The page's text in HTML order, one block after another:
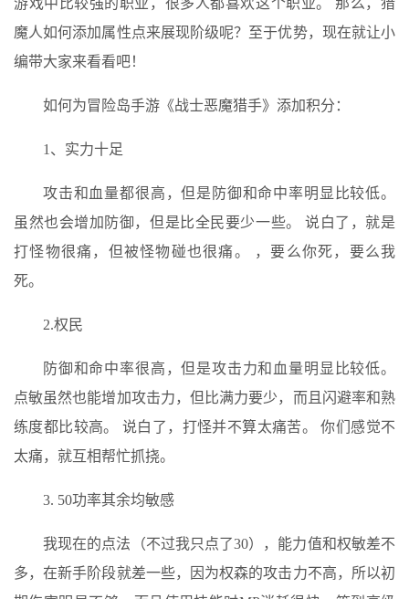
魔人如何添加属性点来展现阶级呢？至于优势，现在就让小
编带大家来看看吧！
如何为冒险岛手游《战士恶魔猎手》添加积分：
1、实力十足
攻击和血量都很高，但是防御和命中率明显比较低。
虽然也会增加防御，但是比全民要少一些。 说白了，就是
打怪物很痛，但被怪物碰也很痛。 ，要么你死，要么我
死。
2.权民
防御和命中率很高，但是攻击力和血量明显比较低。
点敏虽然也能增加攻击力，但比满力要少，而且闪避率和熟
练度都比较高。 说白了，打怪并不算太痛苦。 你们感觉不
太痛，就互相帮忙抓挠。
3. 50功率其余均敏感
我现在的点法（不过我只点了30），能力值和权敏差不
多，在新手阶段就差一些，因为权森的攻击力不高，所以初